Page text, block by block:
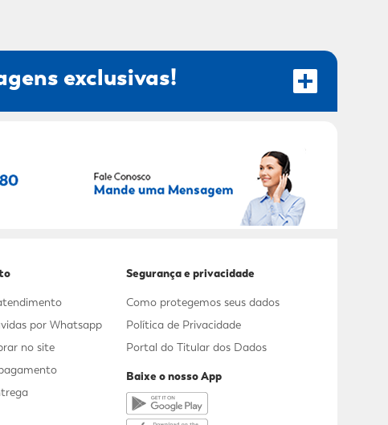
exclusivas!
RECEBER OFERTAS EXCLUSIVAS!
por Whatsapp
no site
Segurança e privacidade
Como protegemos seus dados
Política de Privacidade
Portal do Titular dos Dados
Baixe o nosso App